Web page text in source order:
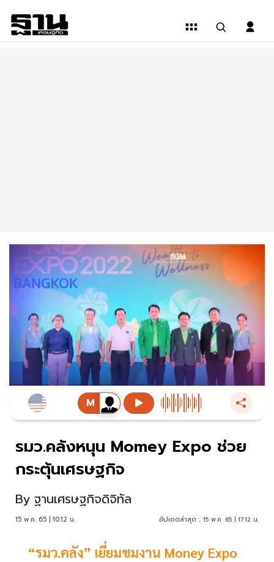
รมว.คลังหนุน Momey Expo ช่วย
กระตุ้นเศรษฐกิจ
By ฐานเศรษฐกิจดิจิทัล
15 พ.ค. 65 | 10:12 น. อัปเดตล่าสุด : 15 พ.ค. 65 | 17:12 น.
“รมว.คลัง” เยี่ยมชมงาน Money Expo